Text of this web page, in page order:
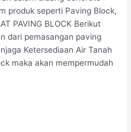
produk seperti Paving Block,
PAVING BLOCK Berikut
dari pemasangan paving
Ketersediaan Air Tanah
maka akan mempermudah